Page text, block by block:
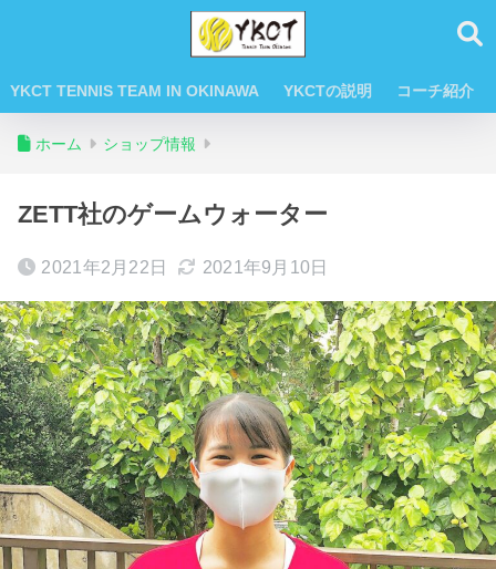
YKCT TENNIS TEAM IN OKINAWA YKCTの説明 コーチ紹介
ホーム ショップ情報
ZETT社のゲームウォーター
2021年2月22日 2021年9月10日